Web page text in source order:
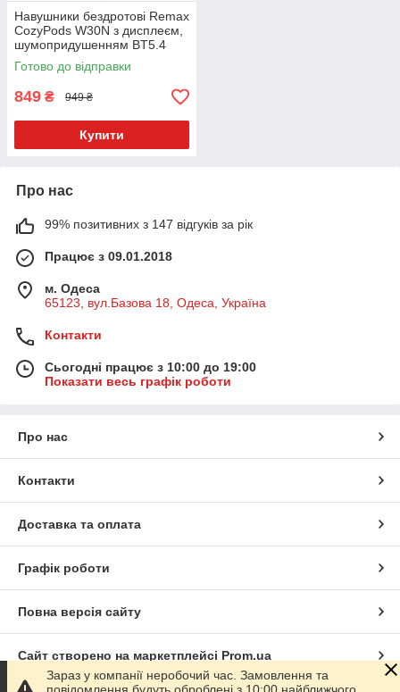
Навушники бездротові Remax
CozyPods W30N з дисплеєм,
шумопридушенням BT5.4
Білі
Готово до відправки
849 ₴ 949 ₴
Купити
Про нас
99% позитивних з 147 відгуків за рік
Працює з 09.01.2018
м. Одеса
65123, вул.Базова 18, Одеса, Україна
Контакти
Сьогодні працює з 10:00 до 19:00
Показати весь графік роботи
Про нас
Контакти
Доставка та оплата
Графік роботи
Повна версія сайту
Сайт створено на маркетплейсі Prom.ua
Зараз у компанії неробочий час. Замовлення та